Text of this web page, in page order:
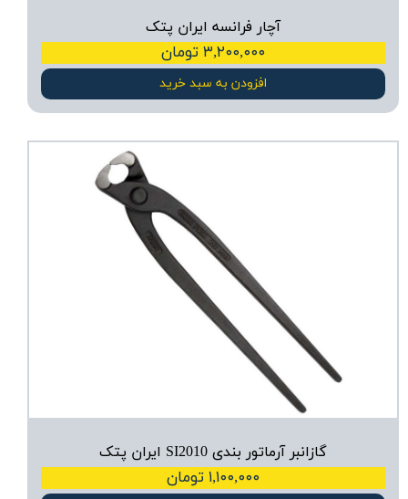
آچار فرانسه ایران پتک
۳,۲۰۰,۰۰۰ تومان
افزودن به سبد خرید
گازانبر آرماتور بندی SI2010 ایران پتک
۱,۱۰۰,۰۰۰ تومان